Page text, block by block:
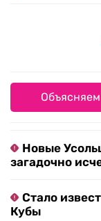
Новые
загадочно
Стало
Кубы